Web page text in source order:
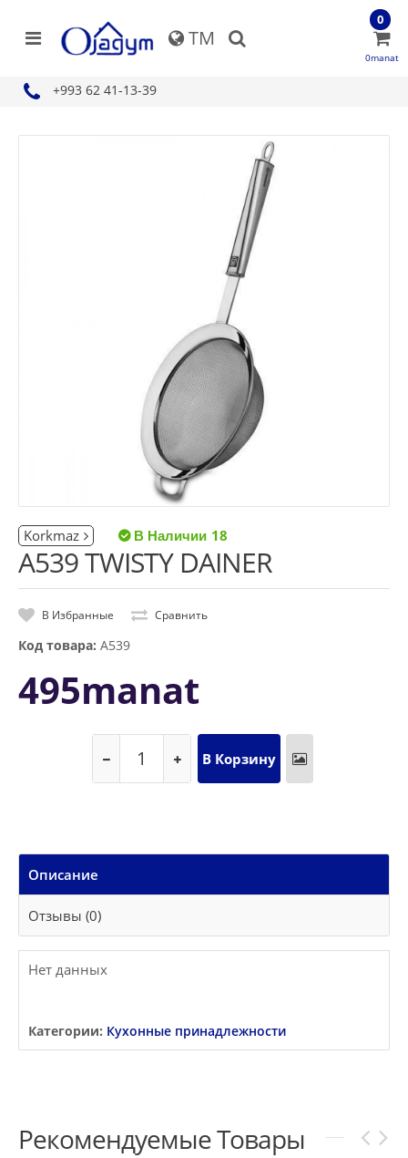
TM
+993 62 41-13-39
0
0manat
Korkmaz 18
A539 TWISTY DAINER
В Избранные Сравнить
Код товара: A539
495manat
Описание
Отзывы (0)
Нет данных
Категории: Кухонные принадлежности
Рекомендуемые Товары